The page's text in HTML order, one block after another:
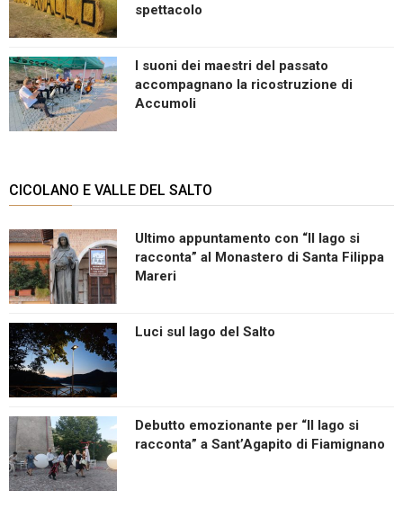
spettacolo
I suoni dei maestri del passato
accompagnano la ricostruzione di
Accumoli
CICOLANO E VALLE DEL SALTO
Ultimo appuntamento con “Il lago si
racconta” al Monastero di Santa Filippa
Mareri
Luci sul lago del Salto
Debutto emozionante per “Il lago si
racconta” a Sant’Agapito di Fiamignano